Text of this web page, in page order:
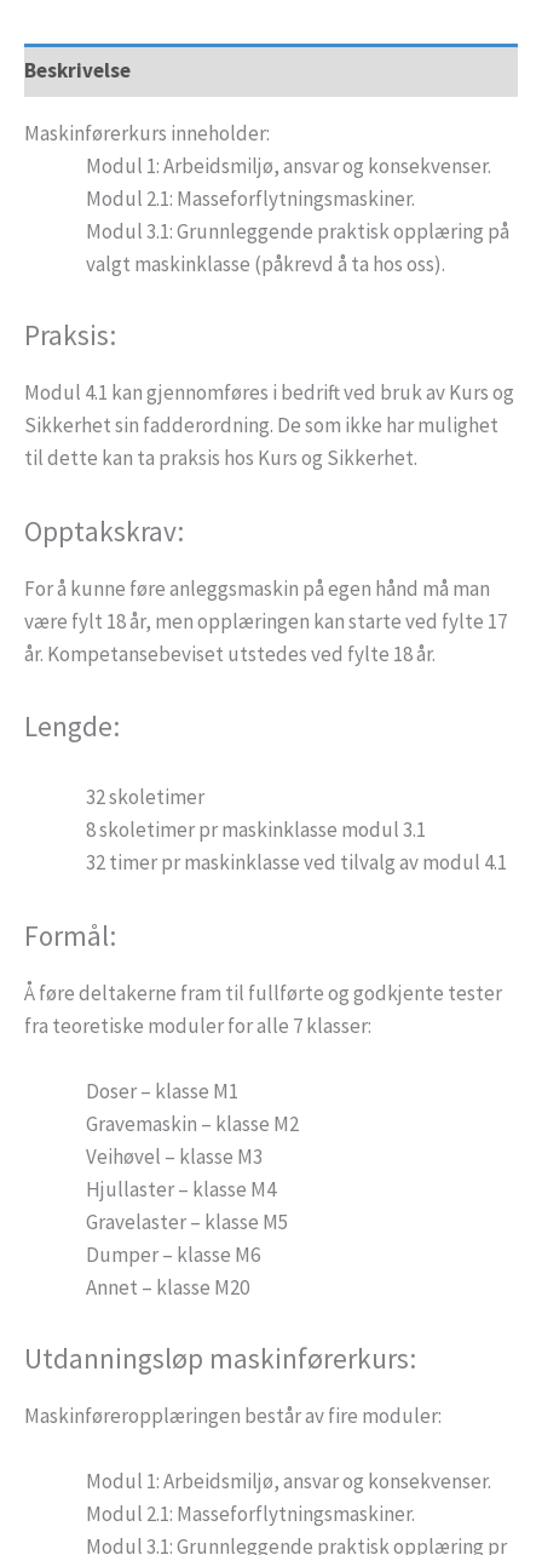
Beskrivelse
Maskinførerkurs inneholder:
Modul 1: Arbeidsmiljø, ansvar og konsekvenser.
Modul 2.1: Masseforflytningsmaskiner.
Modul 3.1: Grunnleggende praktisk opplæring på
valgt maskinklasse (påkrevd å ta hos oss).
Praksis:
Modul 4.1 kan gjennomføres i bedrift ved bruk av Kurs og
Sikkerhet sin fadderordning. De som ikke har mulighet
til dette kan ta praksis hos Kurs og Sikkerhet.
Opptakskrav:
For å kunne føre anleggsmaskin på egen hånd må man
være fylt 18 år, men opplæringen kan starte ved fylte 17
år. Kompetansebeviset utstedes ved fylte 18 år.
Lengde:
32 skoletimer
8 skoletimer pr maskinklasse modul 3.1
32 timer pr maskinklasse ved tilvalg av modul 4.1
Formål:
Å føre deltakerne fram til fullførte og godkjente tester
fra teoretiske moduler for alle 7 klasser:
Doser – klasse M1
Gravemaskin – klasse M2
Veihøvel – klasse M3
Hjullaster – klasse M4
Gravelaster – klasse M5
Dumper – klasse M6
Annet – klasse M20
Utdanningsløp maskinførerkurs:
Maskinføreropplæringen består av fire moduler:
Modul 1: Arbeidsmiljø, ansvar og konsekvenser.
Modul 2.1: Masseforflytningsmaskiner.
Modul 3.1: Grunnleggende praktisk opplæring pr